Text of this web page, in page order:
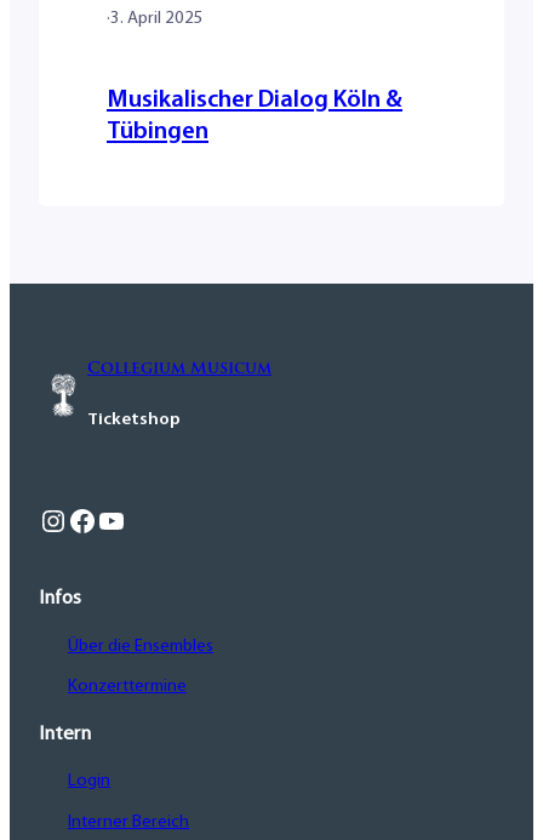
·3. April 2025
Musikalischer Dialog Köln &
Tübingen
Instagram Facebook YouTube
Infos
Über die Ensembles
Konzerttermine
Intern
Login
Interner Bereich